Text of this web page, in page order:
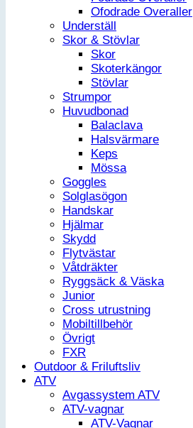
Ofodrade Overaller
Underställ
Skor & Stövlar
Skor
Skoterkängor
Stövlar
Strumpor
Huvudbonad
Balaclava
Halsvärmare
Keps
Mössa
Goggles
Solglasögon
Handskar
Hjälmar
Skydd
Flytvästar
Våtdräkter
Ryggsäck & Väska
Junior
Cross utrustning
Mobiltillbehör
Övrigt
FXR
Outdoor & Friluftsliv
ATV
Avgassystem ATV
ATV-vagnar
ATV-Vagnar